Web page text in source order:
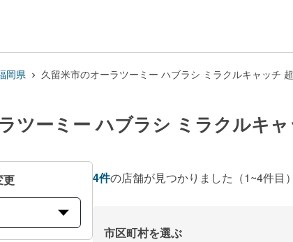
岡県 久留米市のオーラツーミー ハブラシ ミラクルキャッチ
ツーミー ハブラシ ミラクルキ
更 4件の店舗が見つかりました （1~4件目）
市区町村を選ぶ